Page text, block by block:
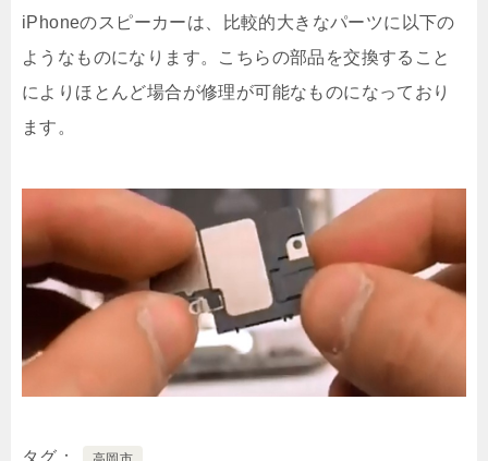
iPhoneのスピーカーは、比較的大きなパーツに以下の
ようなものになります。こちらの部品を交換すること
によりほとんど場合が修理が可能なものになっており
ます。
タグ